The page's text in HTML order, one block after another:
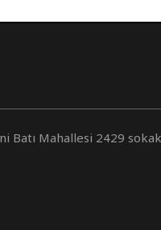
Batı Mahallesi 2429